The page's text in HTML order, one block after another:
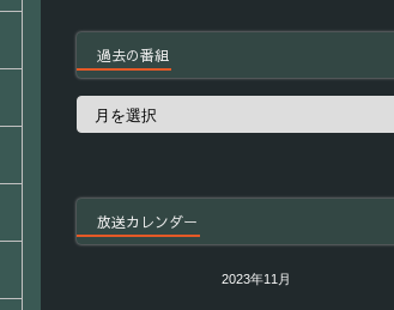
過去の番組
過
放送カレンダー
2023年11月